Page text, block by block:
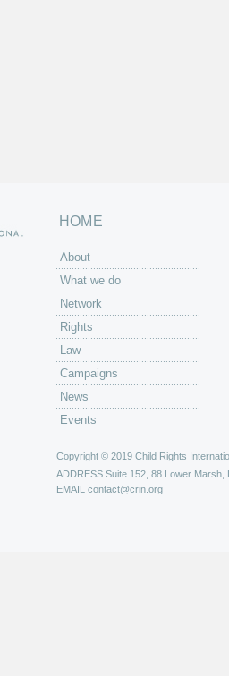
HOME
About
What we do
Network
Rights
Law
Campaigns
News
Events
Copyright © 2019 Child Rights
ADDRESS Suite 152, 88 Lower Marsh,
EMAIL contact@crin.org